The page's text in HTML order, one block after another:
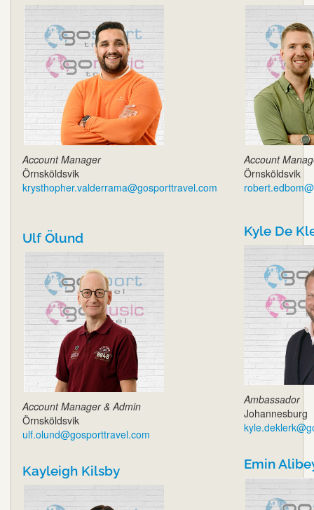
Account Manager
Örnsköldsvik
krysthopher.valderrama@gosporttravel.com
Account
Örnsköldsvik
Ulf Ölund
Account Manager & Admin
Örnsköldsvik
ulf.olund@gosporttravel.com
Kyle De
Ambassador
Johannesburg
Kayleigh Kilsby Emin